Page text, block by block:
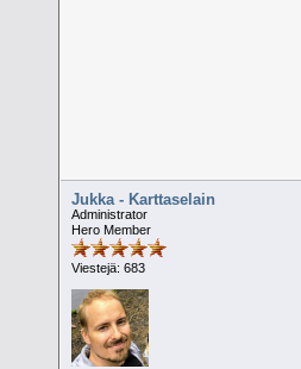
Jukka - Karttaselain
Administrator
Hero Member
Viestejä: 683